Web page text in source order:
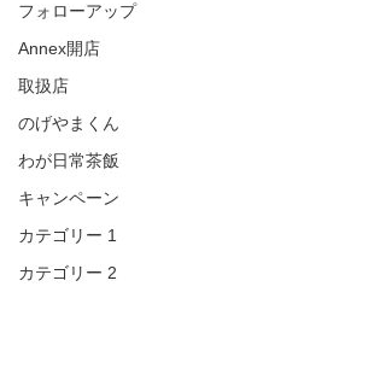
フォローアップ
Annex開店
取扱店
のげやまくん
わが日常茶飯
キャンペーン
カテゴリー 1
カテゴリー 2